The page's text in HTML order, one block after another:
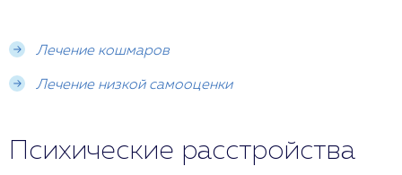
Лечение кошмаров
Лечение низкой самооценки
Психические расстройства